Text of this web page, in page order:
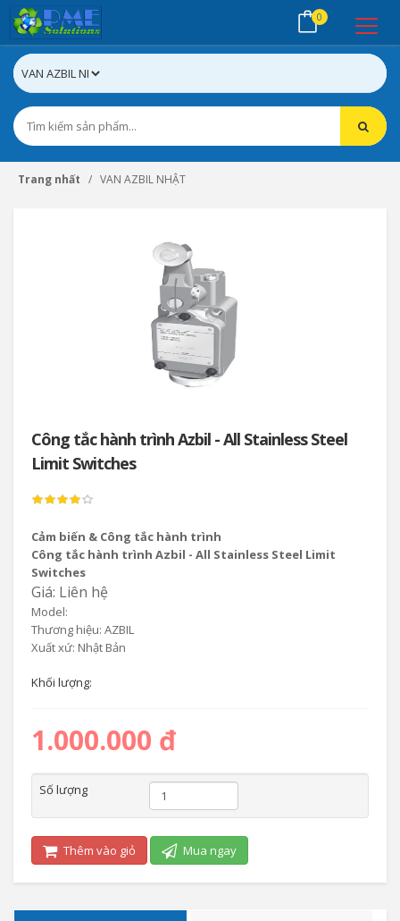
0
Trang nhất VAN AZBIL NHẬT
Công tắc hành trình Azbil - All Stainless Steel
Limit Switches
Cảm biến & Công tắc hành trình
Công tắc hành trình Azbil - All Stainless Steel Limit
Switches
Giá: Liên hệ
Model:
Thương hiệu: AZBIL
Xuất xứ: Nhật Bản
Khối lượng:
1.000.000 đ
Số lượng
Thêm vào giỏ Mua ngay